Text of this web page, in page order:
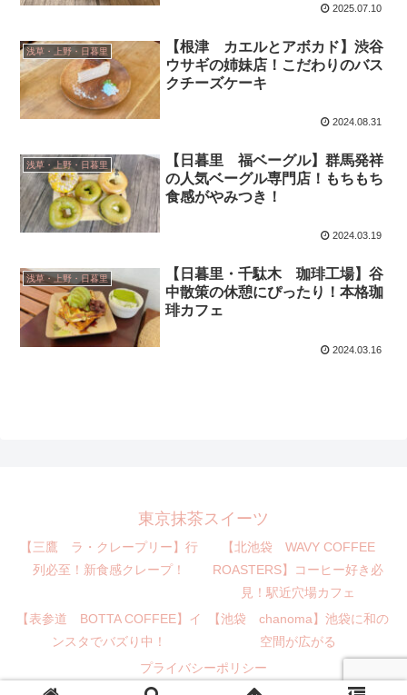
2025.07.10
浅草・上野・日暮里
【根津 カエルとアボカド】渋谷
ウサギの姉妹店！こだわりのバス
クチーズケーキ
2024.08.31
浅草・上野・日暮里
【日暮里 福ベーグル】群馬発祥
の人気ベーグル専門店！もちもち
食感がやみつき！
2024.03.19
浅草・上野・日暮里
【日暮里・千駄木 珈琲工場】谷
中散策の休憩にぴったり！本格珈
琲カフェ
2024.03.16
東京抹茶スイーツ
【三鷹 ラ・クレープリー】行
列必至！新食感クレープ！
【北池袋 WAVY COFFEE
ROASTERS】コーヒー好き必
見！駅近穴場カフェ
【表参道 BOTTA COFFEE】イ
ンスタでバズり中！
【池袋 chanoma】池袋に和の
空間が広がる
プライバシーポリシー